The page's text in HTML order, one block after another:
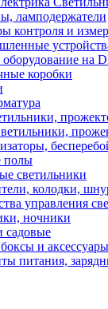
ламподержатели
контроля и
на
коробки
полы
светильники
колодки,
управления
ночники
садовые
и аксессуары
питания,